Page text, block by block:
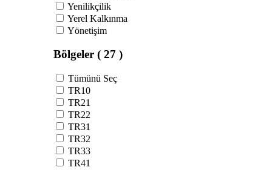
Yenilikçilik
Yerel Kalkınma
Yönetişim
Bölgeler ( 27 )
Tümünü Seç
TR10
TR21
TR22
TR31
TR32
TR33
TR41